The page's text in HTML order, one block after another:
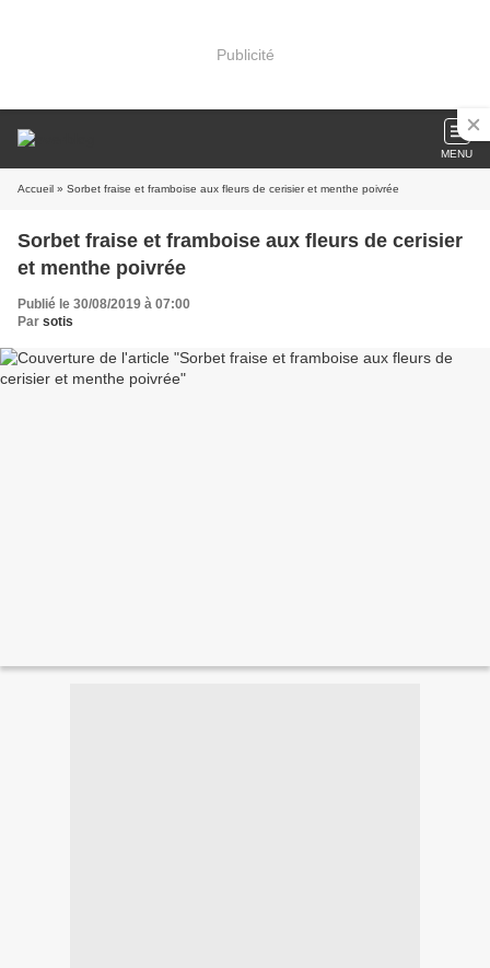
Publicité
MENU
Accueil » Sorbet fraise et framboise aux fleurs de cerisier et menthe poivrée
Sorbet fraise et framboise aux fleurs de cerisier
et menthe poivrée
Publié le 30/08/2019 à 07:00
Par sotis